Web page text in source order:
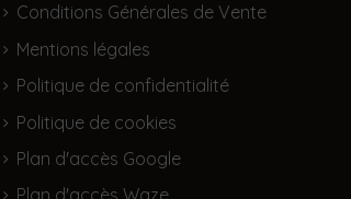
Conditions Générales de Vente
Mentions légales
Politique de confidentialité
Politique de cookies
Plan d'accès Google